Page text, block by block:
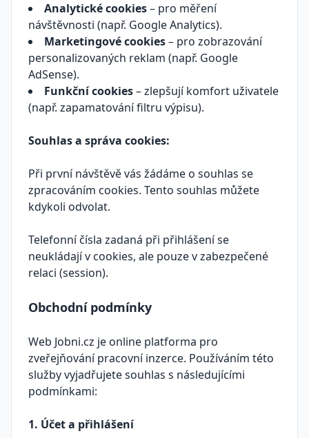
Analytické cookies– pro měření
návštěvnosti (např. Google Analytics).
Marketingové cookies– pro zobrazování
personalizovaných reklam (např. Google
AdSense).
Funkční cookies– zlepšují komfort uživatele
(např. zapamatování filtru výpisu).
Souhlas a správa cookies:
Při první návštěvě vás žádáme o souhlas se
zpracováním cookies. Tento souhlas můžete
kdykoli odvolat.
Telefonní čísla zadaná při přihlášení se
neukládají v cookies, ale pouze v zabezpečené
relaci (session).
Obchodní podmínky
Web Jobni.cz je online platforma pro
zveřejňování pracovní inzerce. Používáním této
služby vyjadřujete souhlas s následujícími
podmínkami:
1. Účet a přihlášení